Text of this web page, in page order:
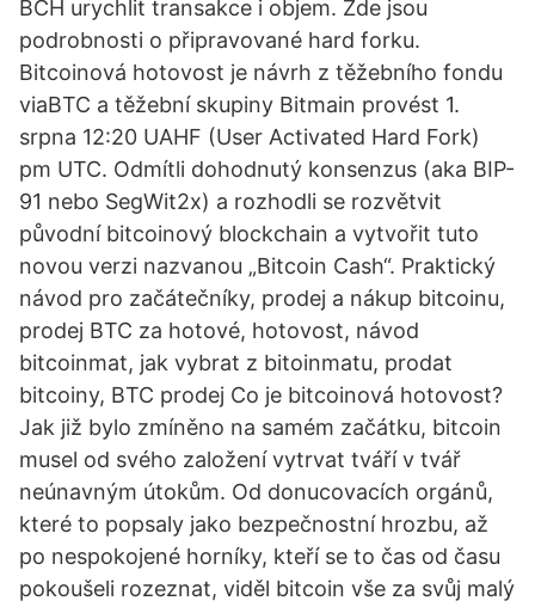
BCH urychlit transakce i objem. Zde jsou
podrobnosti o připravované hard forku.
Bitcoinová hotovost je návrh z těžebního fondu
viaBTC a těžební skupiny Bitmain provést 1.
srpna 12:20 UAHF (User Activated Hard Fork)
pm UTC. Odmítli dohodnutý konsenzus (aka BIP-
91 nebo SegWit2x) a rozhodli se rozvětvit
původní bitcoinový blockchain a vytvořit tuto
novou verzi nazvanou „Bitcoin Cash“. Praktický
návod pro začátečníky, prodej a nákup bitcoinu,
prodej BTC za hotové, hotovost, návod
bitcoinmat, jak vybrat z bitoinmatu, prodat
bitcoiny, BTC prodej Co je bitcoinová hotovost?
Jak již bylo zmíněno na samém začátku, bitcoin
musel od svého založení vytrvat tváří v tvář
neúnavným útokům. Od donucovacích orgánů,
které to popsaly jako bezpečnostní hrozbu, až
po nespokojené horníky, kteří se to čas od času
pokoušeli rozeznat, viděl bitcoin vše za svůj malý